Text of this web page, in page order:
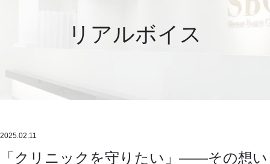
リアルボイス
2025.02.11
「クリニックを守りたい」――その想い